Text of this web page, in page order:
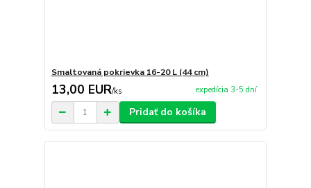
Smaltovaná pokrievka 16-20 L (44 cm)
13,00 EUR/ks expedícia 3-5 dní
Pridať do košíka